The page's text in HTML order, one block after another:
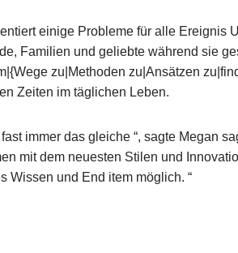
einige Probleme für alle Ereignis
Familien und geliebte während sie
zu|Methoden zu|Ansätzen
Zeiten im täglichen Leben.
immer das gleiche “, sagte Megan
mit dem neuesten Stilen und
Wissen und End item möglich. “